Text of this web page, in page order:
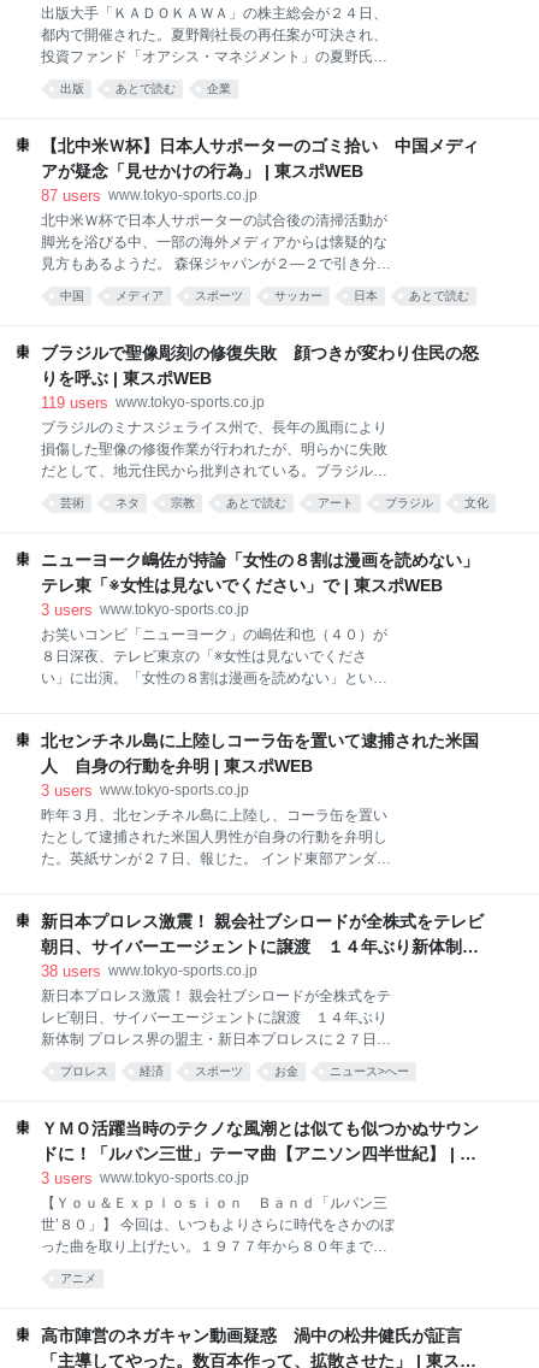
通信の報道に乗っかって追及しちゃってるけど。それ
自体が極めて怪しい証言者による嘘みたいな報道に乗
っかってしまって野党が追及したというのもラッキー
ですよね。いくつものラッキーが重なって結果的に、
ました」と容赦がなかった。
出版大手「ＫＡＤＯＫＡＷＡ」の株主総会が２４日、
都内で開催された。夏野剛社長の再任案が可決され、
投資ファンド「オアシス・マネジメント」の夏野氏解
任を求める株主提案は否決となった。 午後２時からス
タートした株主総会には創業家の角川歴彦前会長も株
めぐり、２０２２年に贈賄罪で起訴され一審で有罪と
なるも無罪を主張し控訴している。１６日に夏野氏ら
を名誉毀損で提訴していた。 午後５時過ぎに総会は終
氏に身を引くよう迫ったと明かした。「もうやめなさ
いよ、と。もう５年間やったんだから。オーナーじゃ
ないんだよ」と振り返った。 総会の会場は東京・調布
市にある角川大映スタジオ。このスタジオに来たこと
い。ここに来たことあるのかと
出版 あとで読む 企業
【北中米Ｗ杯】日本人サポーターのゴミ拾い 中国メディ
アが疑念「見せかけの行為」 | 東スポWEB
87 users www.tokyo-sports.co.jp
北中米Ｗ杯で日本人サポーターの試合後の清掃活動が
脚光を浴びる中、一部の海外メディアからは懐疑的な
見方もあるようだ。 森保ジャパンが２―２で引き分け
たオランダ戦（１４日＝日本時間１５日、米国・ダラ
ス）後に、一部のサポーターが自主的に観客席のごみ
ィアで取り上げられた。ＦＩＦＡも公式Ｘで「日本サ
ポーターが試合後にスタジアムを掃除する理由。敬
意」とつづって清掃の様子の動画を掲載し、１７日時
国メディア「グローバル・タイムズ」は、「ワールド
カップのスタンドを清掃した日本のファンが注目を集
めているが、国内の一部のネットユーザーからは〝見
せかけの行為〟との声も上がっている」との見出しで
後、日本のサッカーファンが会場
中国 メディア スポーツ サッカー 日本 あとで読む
ブラジルで聖像彫刻の修復失敗 顔つきが変わり住民の怒
りを呼ぶ | 東スポWEB
119 users www.tokyo-sports.co.jp
ブラジルのミナスジェライス州で、長年の風雨により
損傷した聖像の修復作業が行われたが、明らかに失敗
だとして、地元住民から批判されている。ブラジルメ
ディア「ポータル・レオディアス」が先日、報じた。
騒動の発端は、アデリーノ・マノ地区のノッサ・セニ
のカルヴァリオ記念碑」の像の顔つきが変わっている
ことに住民が気づいたことだった。天使など他の聖像
も同様に顔つきが変わっていた。 もともとこれらの聖
しかし修復後には、眉毛やまつ毛、唇などが新たに描
き加えられ、はっきりと強調された顔立ちになってい
た。その変貌は、現場を通りかかった人々の目を引い
となり、修復前後を比較した画像が拡散している。 市
役所には、住民から「これは文化遺産の破壊行為だ。
調査を行い、関係者を処罰
芸術 ネタ 宗教 あとで読む アート ブラジル 文化
ニューヨーク嶋佐が持論「女性の８割は漫画を読めない」
テレ東「※女性は見ないでください」で | 東スポWEB
3 users www.tokyo-sports.co.jp
お笑いコンビ「ニューヨーク」の嶋佐和也（４０）が
８日深夜、テレビ東京の「※女性は見ないでくださ
い」に出演。「女性の８割は漫画を読めない」という
田莉桜ら女性陣３人が「男女の飲み会ぶっちゃけトー
ク」をテーマに展開。一風変わったシステムで、男性
陣が女性陣の発言に不満を抱くと、手元のボタンをプ
ッシュ。男女の間に遮断壁が出現し、ヘッドフォンを
装着された女性陣に聞こえない空間で、男性陣だけで
「女性への本音」をぶちまけた。 そんななか、漫画好
これに男性陣が猛反発。せいやが「なんで竈門炭治郎
が出てこうへんねん！」と声を荒らげると、盛山も
「（頭から）飛ぶことある？」と首をかしげ、男性陣
だけで「女子の少年漫画好きは信用
北センチネル島に上陸しコーラ缶を置いて逮捕された米国
人 自身の行動を弁明 | 東スポWEB
3 users www.tokyo-sports.co.jp
昨年３月、北センチネル島に上陸し、コーラ缶を置い
たとして逮捕された米国人男性が自身の行動を弁明し
た。英紙サンが２７日、報じた。 インド東部アンダマ
万年前にアフリカから渡り、島に住みついて以降、外
部との接触はほとんどない。伝染病を持ち込ませない
などの理由のため、同島の５海里（約９キロ）以内は
立ち入り禁止となっている。 昨年３月、米国人ユーチ
ューバー、ミハイロ・ヴィクトロヴィチ・ポリャコフ
（２５）は、センチネル族に会うため、島に上陸し、
部族との接触はできず、ポリャコフはダイエットコー
ポリャコフは、地元漁師に発見され、その後、当局へ
通報された。インド警察は、孤立部族との接触を禁じ
るインド法に違反したとして、
新日本プロレス激震！ 親会社ブシロードが全株式をテレビ
朝日、サイバーエージェントに譲渡 １４年ぶり新体制 |
東スポWEB
38 users www.tokyo-sports.co.jp
新日本プロレス激震！ 親会社ブシロードが全株式をテ
レビ朝日、サイバーエージェントに譲渡 １４年ぶり
新体制 プロレス界の盟主・新日本プロレスに２７日、
激震が走った。２０１２年１月から親会社となってい
たブシロードが、保有していた新日本プロレスの株式
を発表した。 ブシロードはこの日、保有株式の全てを
テレビ朝日、サイバーエージェントへ譲渡（以下、本
株式譲渡）する旨を決定し、同日に株式譲渡契約を締
フォームを通じた多角的な収益化を目指す観点から
は、かねてより新日本プロレスリングの主要株主であ
り、強固な放送・映像事業基盤を有するテレビ朝日、
及び優れたデジタルメディア運営ノウハウを持つサイ
値の映像・デジタル戦略を最大
プロレス 経済 スポーツ お金 ニュース>へー
ＹＭＯ活躍当時のテクノな風潮とは似ても似つかぬサウン
ドに！「ルパン三世」テーマ曲【アニソン四半世紀】 | 東
スポWEB
3 users www.tokyo-sports.co.jp
【Ｙｏｕ＆Ｅｘｐｌｏｓｉｏｎ Ｂａｎｄ「ルパン三
世’８０」】 今回は、いつもよりさらに時代をさかのぼ
った曲を取り上げたい。１９７７年から８０年まで全
ョンあった。その最後となる第１０４話から最終話ま
で使われたのがＹｏｕ＆Ｅｘｐｌｏｓｉｏｎ Ｂａｎ
アニメ
高市陣営のネガキャン動画疑惑 渦中の松井健氏が証言
「主導してやった。数百本作って、拡散させた」 | 東スポ